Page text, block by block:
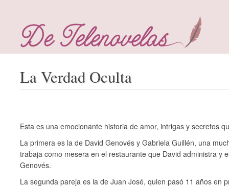
La Verdad Oculta
Esta es una emocionante historia de amor, intrigas y secretos
La primera es la de David Genovés y Gabriela Guillén, una
trabaja como mesera en el restaurante que David administra y
Genovés.
La segunda pareja es la de Juan José, quien pasó 11 años en